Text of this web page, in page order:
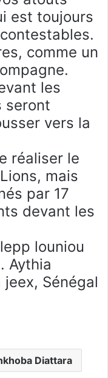
est toujours
comme un
les
seront
vers la
réaliser le
mais
par 17
devant les
louniou
Aythia
Sénégal
Diattara